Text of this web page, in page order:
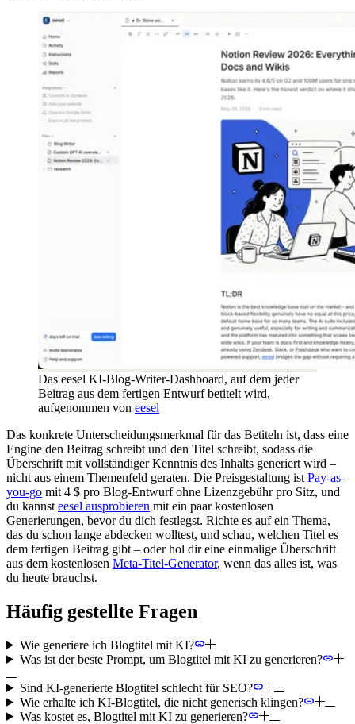
Das eesel KI-Blog-Writer-Dashboard, auf dem jeder
Beitrag aus dem fertigen Entwurf betitelt wird,
aufgenommen von eesel
Das konkrete Unterscheidungsmerkmal für das Betiteln ist, dass eine
Engine den Beitrag schreibt und den Titel schreibt, sodass die
Überschrift mit vollständiger Kenntnis des Inhalts generiert wird –
nicht aus einem Themenfeld geraten. Die Preisgestaltung ist Pay-as-
you-go mit 4 $ pro Blog-Entwurf ohne Lizenzgebühr pro Sitz, und
du kannst eesel ausprobieren mit ein paar kostenlosen
Generierungen, bevor du dich festlegst. Richte es auf ein Thema,
das du schon lange abdecken wolltest, und schau, welchen Titel es
dem fertigen Beitrag gibt – oder hol dir eine einmalige Überschrift
aus dem kostenlosen Meta-Titel-Generator, wenn das alles ist, was
du heute brauchst.
Häufig gestellte Fragen
Wie generiere ich Blogtitel mit KI?
Was ist der beste Prompt, um Blogtitel mit KI zu generieren?
Sind KI-generierte Blogtitel schlecht für SEO?
Wie erhalte ich KI-Blogtitel, die nicht generisch klingen?
Was kostet es, Blogtitel mit KI zu generieren?